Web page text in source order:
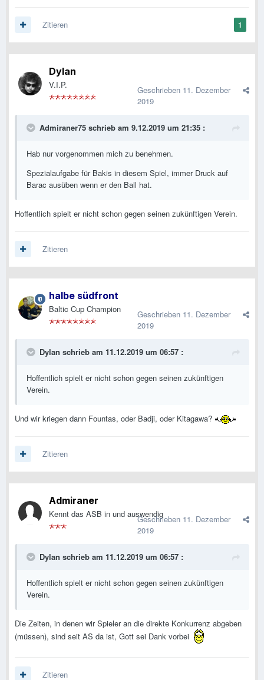
1
Zitieren
Dylan
V.I.P. Geschrieben 11. Dezember
2019
Admiraner75 schrieb am 9.12.2019 um 21:35 :
Hab nur vorgenommen mich zu benehmen.
Spezialaufgabe für Bakis in diesem Spiel, immer Druck auf
Barac ausüben wenn er den Ball hat.
Hoffentlich spielt er nicht schon gegen seinen zukünftigen Verein.
Zitieren
halbe südfront
Baltic Cup Champion Geschrieben 11. Dezember
2019
Dylan schrieb am 11.12.2019 um 06:57 :
Hoffentlich spielt er nicht schon gegen seinen zukünftigen
Verein.
Und wir kriegen dann Fountas, oder Badji, oder Kitagawa?
Zitieren
Admiraner
Kennt das ASB in und auswendig
Geschrieben 11. Dezember
2019
Dylan schrieb am 11.12.2019 um 06:57 :
Hoffentlich spielt er nicht schon gegen seinen zukünftigen
Verein.
Die Zeiten, in denen wir Spieler an die direkte Konkurrenz abgeben
(müssen), sind seit AS da ist, Gott sei Dank vorbei
Zitieren